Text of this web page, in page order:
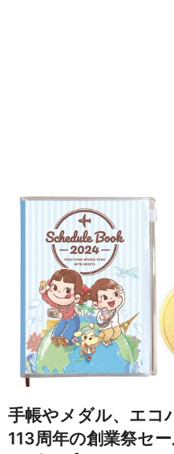
手帳やメダル、エコ
113周年の創業祭セ